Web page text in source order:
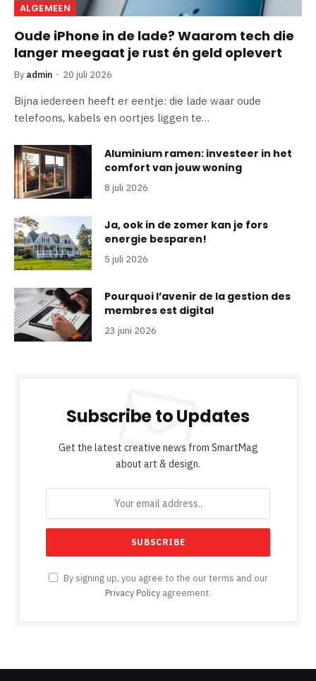
ALGEMEEN
Oude iPhone in de lade? Waarom tech die
langer meegaat je rust én geld oplevert
By admin 20 juli 2026
Bijna iedereen heeft er eentje: die lade waar oude
telefoons, kabels en oortjes liggen te…
Aluminium ramen: investeer in het
comfort van jouw woning
8 juli 2026
Ja, ook in de zomer kan je fors
energie besparen!
5 juli 2026
Pourquoi l’avenir de la gestion des
membres est digital
23 juni 2026
Subscribe to Updates
Get the latest creative news from SmartMag
about art & design.
By signing up, you agree to the our terms and our
Privacy Policy agreement.